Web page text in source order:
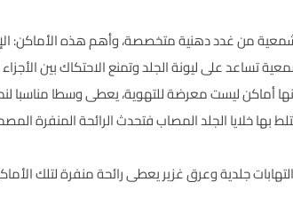
من غدد دهنية متخصصة، وأهم هذه الأماكن:
تساعد على ليونة الجلد وتمنع الاحتكاك بين
أماكن ليست معرضة للتهوية، يعطى وسطا مناسبا
خلايا الجلد المصاب فتحدث الرائحة المنفرة
جلدية وعرق غزير يعطى رائحة منفرة لتلك